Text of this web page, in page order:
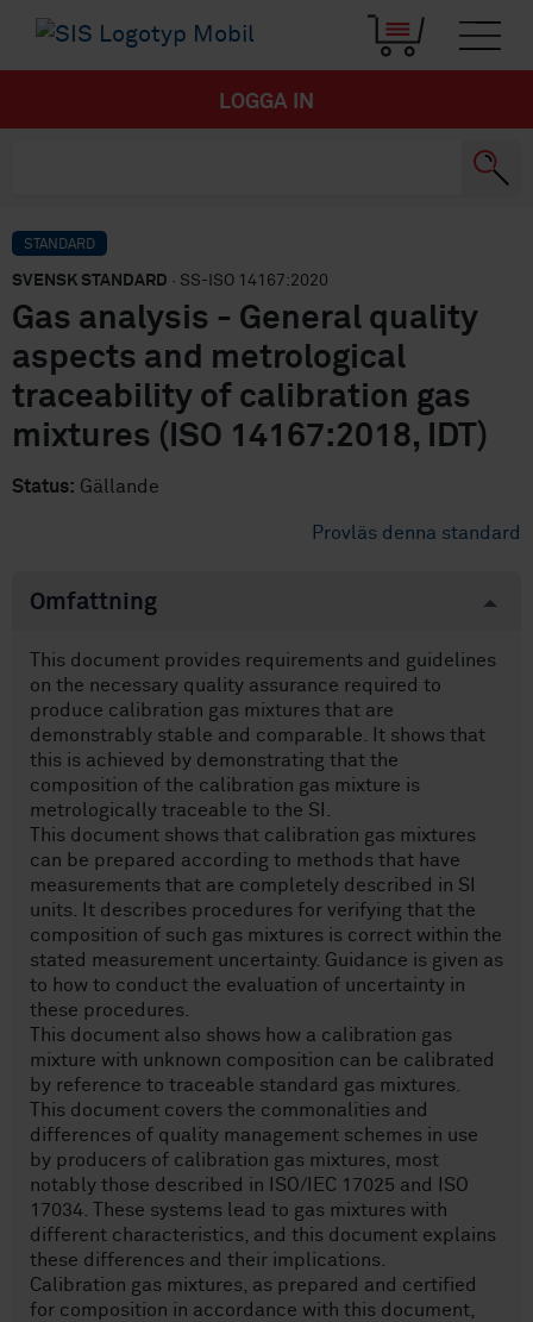
LOGGA IN
STANDARD
SVENSK STANDARD · SS-ISO 14167:2020
Gas analysis - General quality
aspects and metrological
traceability of calibration gas
mixtures (ISO 14167:2018, IDT)
Status: Gällande
Provläs denna standard
Omfattning
This document provides requirements and guidelines
on the necessary quality assurance required to
produce calibration gas mixtures that are
demonstrably stable and comparable. It shows that
this is achieved by demonstrating that the
composition of the calibration gas mixture is
metrologically traceable to the SI.
This document shows that calibration gas mixtures
can be prepared according to methods that have
measurements that are completely described in SI
units. It describes procedures for verifying that the
composition of such gas mixtures is correct within the
stated measurement uncertainty. Guidance is given as
to how to conduct the evaluation of uncertainty in
these procedures.
This document also shows how a calibration gas
mixture with unknown composition can be calibrated
by reference to traceable standard gas mixtures.
This document covers the commonalities and
differences of quality management schemes in use
by producers of calibration gas mixtures, most
notably those described in ISO/IEC 17025 and ISO
17034. These systems lead to gas mixtures with
different characteristics, and this document explains
these differences and their implications.
Calibration gas mixtures, as prepared and certified
for composition in accordance with this document,